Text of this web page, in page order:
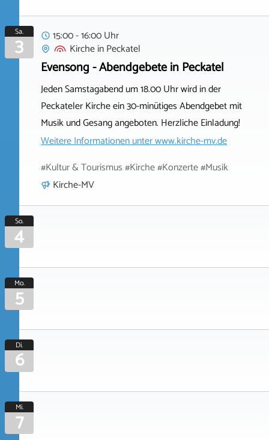
Sa.
3
15:00 - 16:00 Uhr
KircheinPeckatel
Evensong - Abendgebete in Peckatel
Jeden Samstagabend um 18.00 Uhr wird in der
Peckateler Kirche ein 30-minütiges Abendgebet mit
Musik und Gesang angeboten. Herzliche Einladung!
Weitere Informationen unterwww.kirche-mv.de
#Kultur & Tourismus #Kirche #Konzerte #Musik
Kirche-MV
So.
4
Mo.
5
Di.
6
Mi.
7